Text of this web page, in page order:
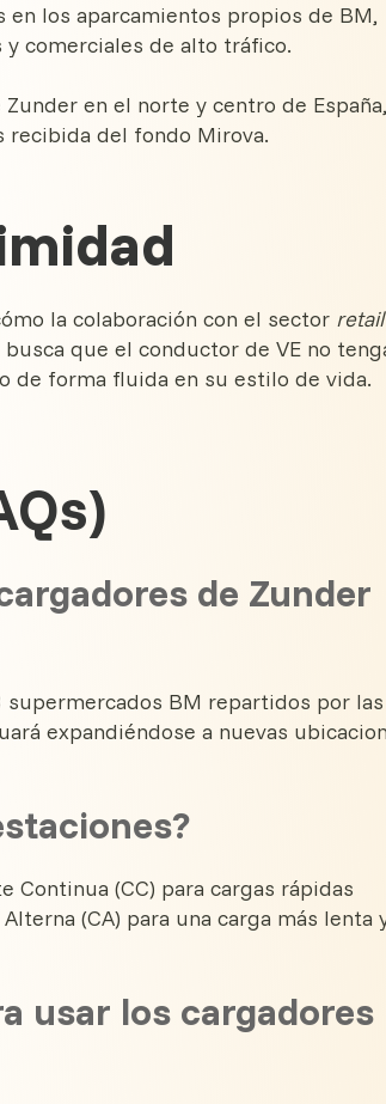
los aparcamientos propios de BM,
comerciales de alto tráfico.
en el norte y centro de España,
recibida del fondo Mirova.
la colaboración con el sector retail
que el conductor de VE no
de forma fluida en su estilo de vida.
de Zunder
BM repartidos por las
expandiéndose a nuevas
Continua (CC) para cargas rápidas
(CA) para una carga más lenta
usar los cargadores